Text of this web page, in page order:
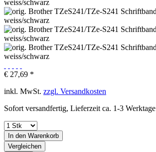
€ 27,69 *
inkl. MwSt. zzgl. Versandkosten
Sofort versandfertig, Lieferzeit ca. 1-3 Werktage
In den Warenkorb
Vergleichen